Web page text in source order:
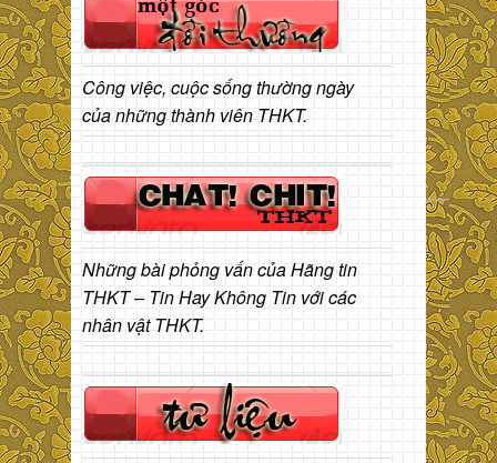
Công việc, cuộc sống thường ngày
của những thành viên THKT.
Những bài phỏng vấn của Hãng tin
THKT – Tin Hay Không Tin với các
nhân vật THKT.